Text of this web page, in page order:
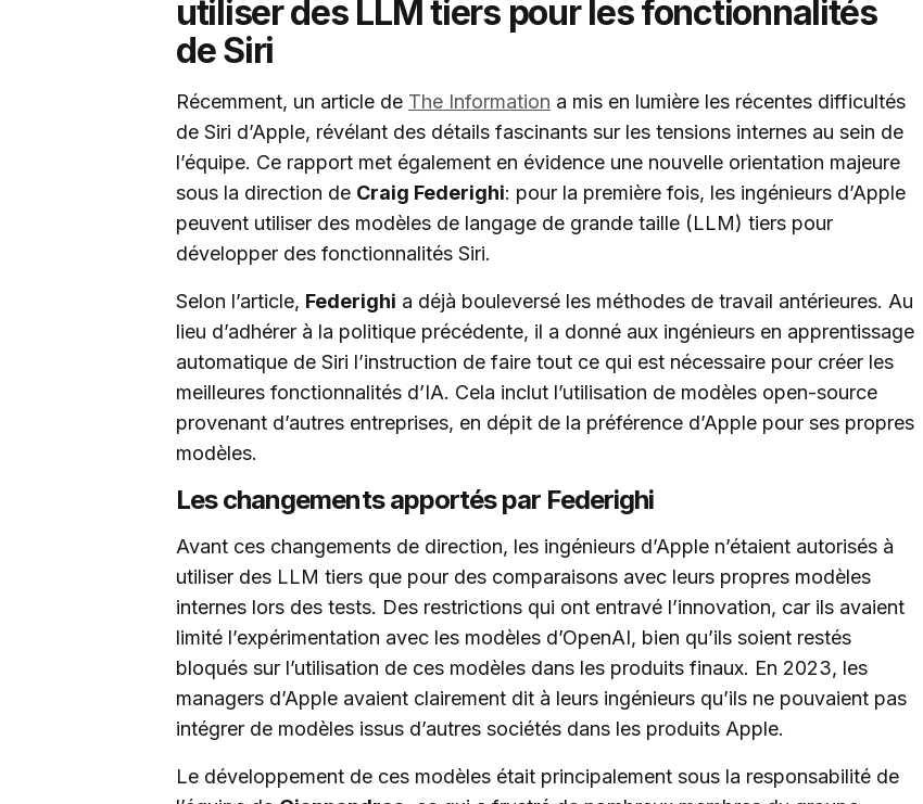
utiliser des LLM tiers pour les fonctionnalités
de Siri
Récemment, un article de The Information a mis en lumière les récentes difficultés
de Siri d’Apple, révélant des détails fascinants sur les tensions internes au sein de
l’équipe. Ce rapport met également en évidence une nouvelle orientation majeure
sous la direction de Craig Federighi: pour la première fois, les ingénieurs d’Apple
peuvent utiliser des modèles de langage de grande taille (LLM) tiers pour
développer des fonctionnalités Siri.
Selon l’article, Federighi a déjà bouleversé les méthodes de travail antérieures. Au
lieu d’adhérer à la politique précédente, il a donné aux ingénieurs en apprentissage
automatique de Siri l’instruction de faire tout ce qui est nécessaire pour créer les
meilleures fonctionnalités d’IA. Cela inclut l’utilisation de modèles open-source
provenant d’autres entreprises, en dépit de la préférence d’Apple pour ses propres
modèles.
Les changements apportés par Federighi
Avant ces changements de direction, les ingénieurs d’Apple n’étaient autorisés à
utiliser des LLM tiers que pour des comparaisons avec leurs propres modèles
internes lors des tests. Des restrictions qui ont entravé l’innovation, car ils avaient
limité l’expérimentation avec les modèles d’OpenAI, bien qu’ils soient restés
bloqués sur l’utilisation de ces modèles dans les produits finaux. En 2023, les
managers d’Apple avaient clairement dit à leurs ingénieurs qu’ils ne pouvaient pas
intégrer de modèles issus d’autres sociétés dans les produits Apple.
Le développement de ces modèles était principalement sous la responsabilité de